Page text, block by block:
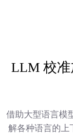
LLM 校
借助大型语言模
解各种语言的上